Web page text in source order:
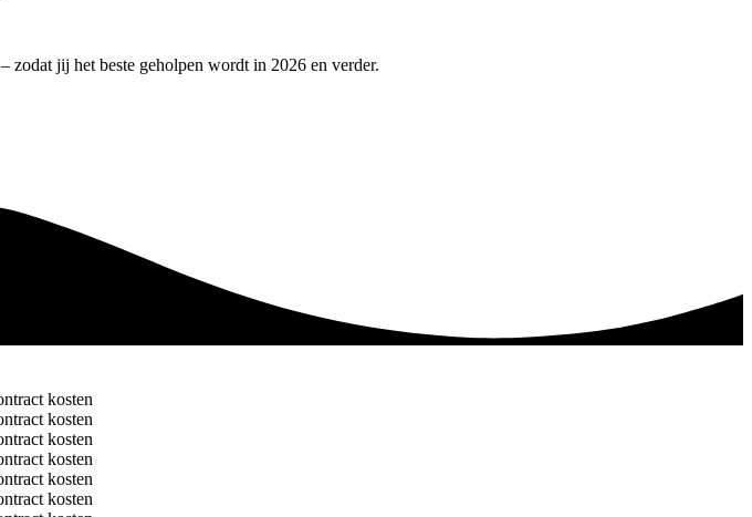
– zodat jij het beste geholpen wordt in 2026 en verder.